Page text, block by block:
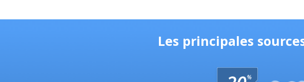
Les principales